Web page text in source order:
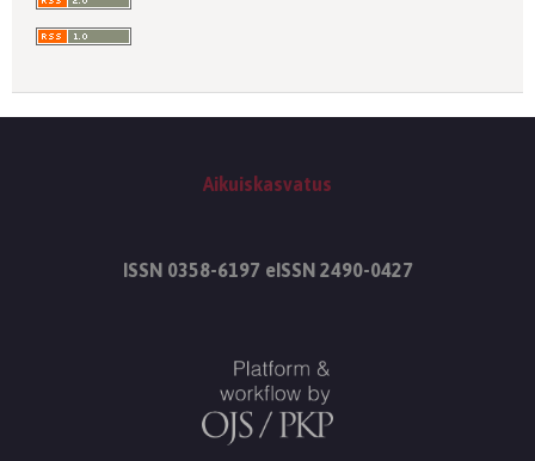
Aikuiskasvatus
ISSN 0358-6197 eISSN 2490-0427